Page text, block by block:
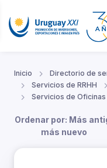
Inicio
Directorio de
Servicios de RRHH
Servicios de Oficinas
Ordenar por: Más
más nuevo